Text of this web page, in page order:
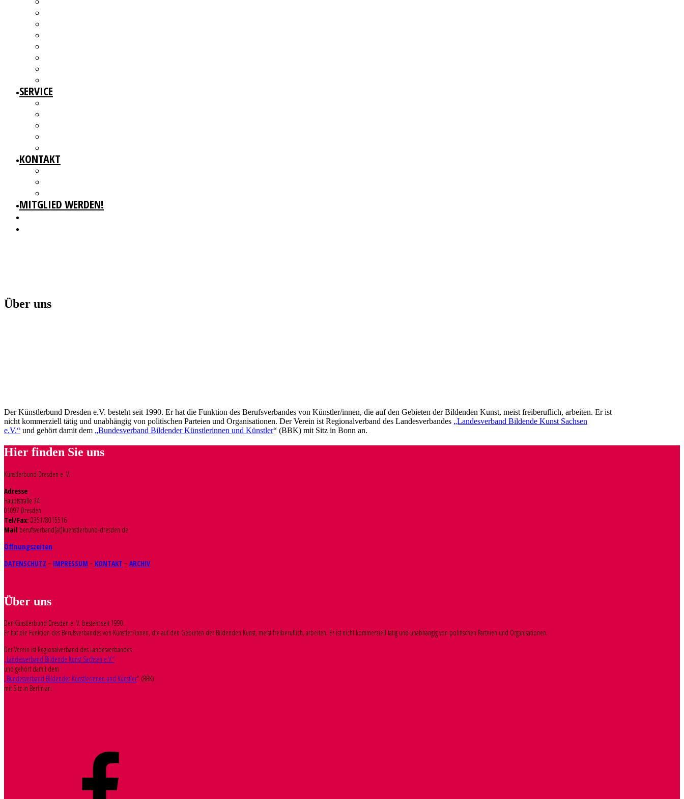
SERVICE
KONTAKT
MITGLIED WERDEN!
Über uns
Der Künstlerbund Dresden e.V. besteht seit 1990. Er hat die Funktion des Berufsverbandes von Künstler/innen, die auf den Gebieten der Bildenden Kunst, meist freiberuflich, arbeiten. Er ist
nicht kommerziell tätig und unabhängig von politischen Parteien und Organisationen. Der Verein ist Regionalverband des Landesverbandes „Landesverband Bildende Kunst Sachsen
e.V.“ und gehört damit dem „Bundesverband Bildender Künstlerinnen und Künstler“ (BBK) mit Sitz in Bonn an.
Hier finden Sie uns
Künstlerbund Dresden e. V.
Adresse
Hauptstraße 34
01097 Dresden
Tel/Fax: 0351/8015516
Mail berufsverband[at]kuenstlerbund-dresden.de
Öffnungszeiten
DATENSCHUTZ – IMPRESSUM – KONTAKT –ARCHIV
Über uns
Der Künstlerbund Dresden e. V. besteht seit 1990.
Er hat die Funktion des Berufsverbandes von Künstler/innen, die auf den Gebieten der Bildenden Kunst, meist freiberuflich, arbeiten. Er ist nicht kommerziell tätig und unabhängig von politischen Parteien und Organisationen.
Der Verein ist Regionalverband des Landesverbandes
„Landesverband Bildende Kunst Sachsen e.V.“
und gehört damit dem
„Bundesverband Bildender Künstlerinnen und Künstler“ (BBK)
mit Sitz in Berlin an.